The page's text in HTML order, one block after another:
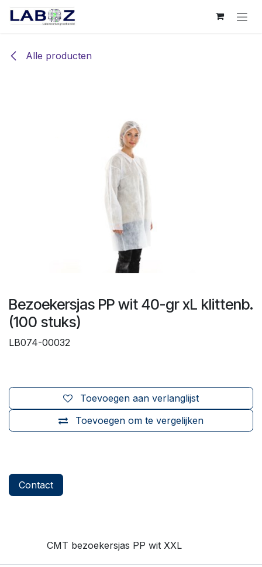
Overslaan naar inhoud
Alle producten
Bezoekersjas PP wit 40-gr xL klittenb.
(100 stuks)
LB074-00032
Toevoegen om te vergelijken
Toevoegen aan verlanglijst
Contact
CMT bezoekersjas PP wit XXL